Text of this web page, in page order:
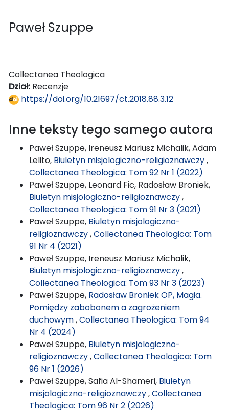
Paweł Szuppe
Collectanea Theologica
Dział: Recenzje
https://doi.org/10.21697/ct.2018.88.3.12
Inne teksty tego samego autora
Paweł Szuppe, Ireneusz Mariusz Michalik, Adam
Lelito, Biuletyn misjologiczno-religioznawczy,
Collectanea Theologica: Tom 92 Nr 1 (2022)
Paweł Szuppe, Leonard Fic, Radosław Broniek,
Biuletyn misjologiczno-religioznawczy,
Collectanea Theologica: Tom 91 Nr 3 (2021)
Paweł Szuppe, Biuletyn misjologiczno-
religioznawczy,Collectanea Theologica: Tom
91 Nr 4 (2021)
Paweł Szuppe, Ireneusz Mariusz Michalik,
Biuletyn misjologiczno-religioznawczy,
Collectanea Theologica: Tom 93 Nr 3 (2023)
Paweł Szuppe, Radosław Broniek OP, Magia.
Pomiędzy zabobonem a zagrożeniem
duchowym,Collectanea Theologica: Tom 94
Nr 4 (2024)
Paweł Szuppe, Biuletyn misjologiczno-
religioznawczy,Collectanea Theologica: Tom
96 Nr 1 (2026)
Paweł Szuppe, Safia Al-Shameri, Biuletyn
misjologiczno-religioznawczy,Collectanea
Theologica: Tom 96 Nr 2 (2026)